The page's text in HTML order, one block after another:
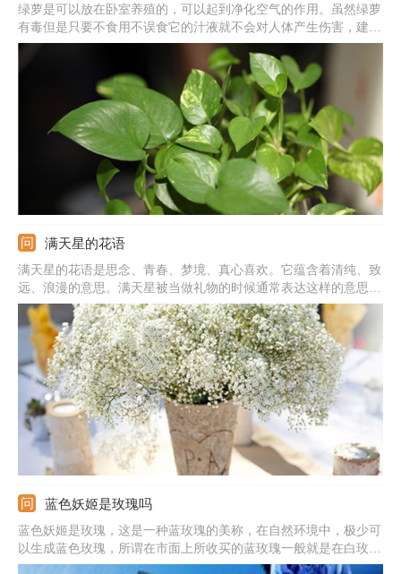
绿萝是可以放在卧室养殖的，可以起到净化空气的作用。虽然绿萝
有毒但是只要不食用不误食它的汁液就不会对人体产生伤害，建议
晚上不要放在卧室养殖，因为呼吸作用会生成二氧化碳。
满天星的花语
满天星的花语是思念、青春、梦境、真心喜欢。它蕴含着清纯、致
远、浪漫的意思。满天星被当做礼物的时候通常表达这样的意思：
我在思念你，你是清纯的，我是真心喜欢你的，拥有你我很喜悦。
蓝色妖姬是玫瑰吗
蓝色妖姬是玫瑰，这是一种蓝玫瑰的美称，在自然环境中，极少可
以生成蓝色玫瑰，所谓在市面上所收买的蓝玫瑰一般就是在白玫瑰
成长初期，还未长成成熟花朵品种的时候，人工加上不易掉色的蓝